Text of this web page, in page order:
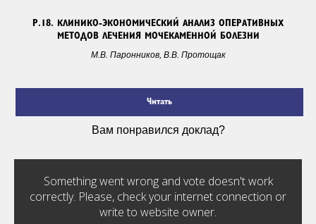
Р.18.
КЛИНИКО-ЭКОНОМИЧЕСКИЙ АНАЛИЗ ОПЕРАТИВНЫХ
МЕТОДОВ ЛЕЧЕНИЯ МОЧЕКАМЕННОЙ БОЛЕЗНИ
М.В. Паронников, В.В. Протощак
Читать
Вам понравился доклад?
Something went wrong and vote doesn't work
correctly. Please, check your internet connection or
write to website owner.